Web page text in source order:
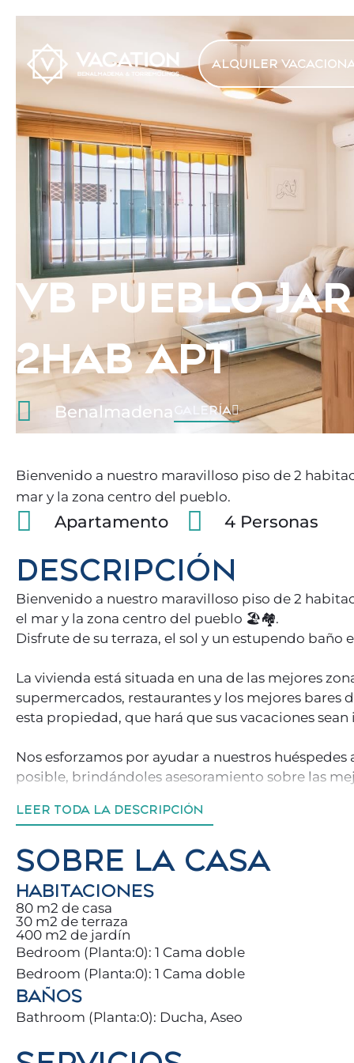
ALQUILER
VB PUEBLO
2HAB APT
Benalmadena GALERÍA
Bienvenido a nuestro maravilloso piso de 2
mar y la zona centro del pueblo.
Apartamento 4 Personas
DESCRIPCIÓN
Bienvenido a nuestro maravilloso piso de 2
el mar y la zona centro del pueblo 🏖️🏘️.
Disfrute de su terraza, el sol y un estupendo
La vivienda está situada en una de las mejores
supermercados, restaurantes y los mejores bares
esta propiedad, que hará que sus vacaciones
Nos esforzamos por ayudar a nuestros
posible, brindándoles asesoramiento sobre las
Usted y su familia se encontrarán a pie de las
El Parque de la Paloma se encuentra a pocos
maravilloso paseo rodeado de naturaleza y paz 🌳🦜.
Le encantarán las comodidades que ofrecemos:
terraza, hasta noches de Netflix en familia 🎬.
Con más de 300 días de sol al año ☀️,
20ºC es una realidad.
Disfrute de paseos por el Puerto Deportivo de
LEER TODA LA DESCRIPCIÓN
SOBRE LA CASA
HABITACIONES
80 m2 de casa
30 m2 de terraza
400 m2 de jardín
Bedroom (Planta:0): 1 Cama doble
Bedroom (Planta:0): 1 Cama doble
BAÑOS
Bathroom (Planta:0): Ducha, Aseo